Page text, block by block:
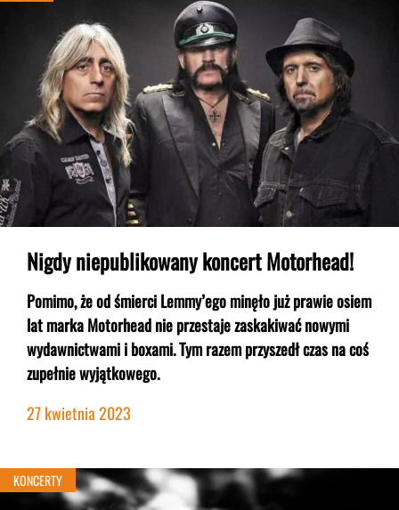
Nigdy niepublikowany koncert Motorhead!
Pomimo, że od śmierci Lemmy’ego minęło już prawie osiem
lat marka Motorhead nie przestaje zaskakiwać nowymi
wydawnictwami i boxami. Tym razem przyszedł czas na coś
zupełnie wyjątkowego.
27 kwietnia 2023
KONCERTY